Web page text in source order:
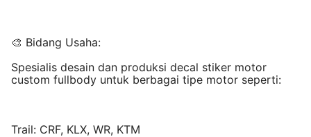
🎨 Bidang Usaha:
Spesialis desain dan produksi decal stiker motor
custom fullbody untuk berbagai tipe motor seperti:
Trail: CRF, KLX, WR, KTM